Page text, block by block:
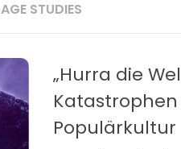
AGE STUDIES
„Hurra die
Populärkultur